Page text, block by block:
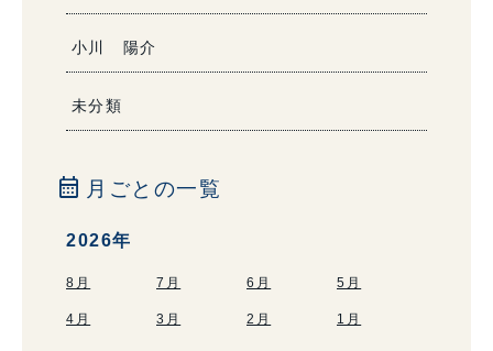
小川 陽介
未分類
calendar_month 月ごとの一覧
2026年
8月 7月 6月 5月
4月 3月 2月 1月